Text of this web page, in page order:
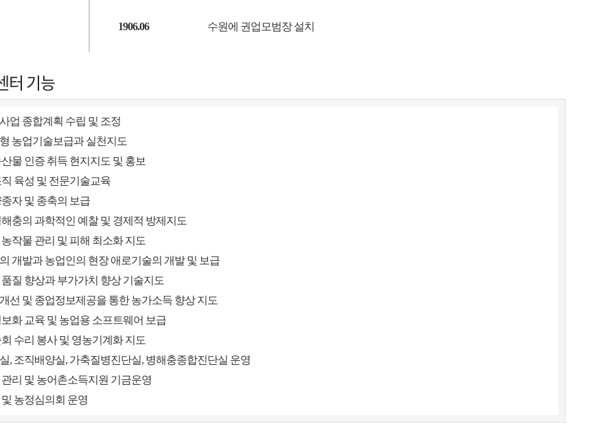
1906.06 수원에 권업모범장 설치
터 기능
업 종합계획 수립 및 조정
농업기술보급과 실천지도
물 인증 취득 현지지도 및 홍보
육성 및 전문기술교육
자 및 종축의 보급
충의 과학적인 예찰 및 경제적 방제지도
작물 관리 및 피해 최소화 지도
개발과 농업인의 현장 애로기술의 개발 및 보급
질 향상과 부가가치 향상 기술지도
선 및 종업정보제공을 통한 농가소득 향상 지도
화 교육 및 농업용 소프트웨어 보급
수리 봉사 및 영농기계화 지도
, 조직배양실, 가축질병진단실, 병해충종합진단실 운영
리 및 농어촌소득지원 기금운영
농정심의회 운영